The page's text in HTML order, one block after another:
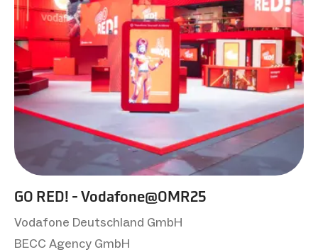
GO RED! - Vodafone@OMR25
Vodafone Deutschland GmbH
BECC Agency GmbH